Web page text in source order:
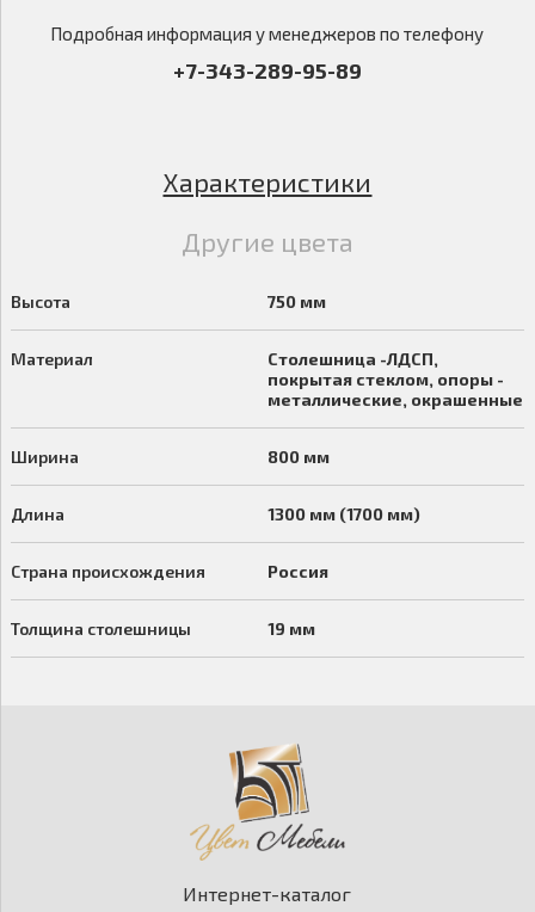
Подробная информация у менеджеров по телефону
+7-343-289-95-89
Характеристики
Другие цвета
Высота 750 мм
Материал
Столешница -ЛДСП,
покрытая стеклом, опоры -
металлические, окрашенные
Ширина 800 мм
Длина 1300 мм (1700 мм)
Страна происхождения Россия
Толщина столешницы 19 мм
Интернет-каталог